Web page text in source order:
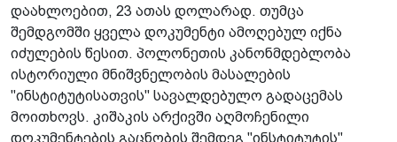
დაახლოებით, 23 ათას დოლარად. თუმცა
შემდგომში ყველა დოკუმენტი ამოღებულ იქნა
იძულების წესით. პოლონეთის კანონმდებლობა
ისტორიული მნიშვნელობის მასალების
"ინსტიტუტისათვის" სავალდებულო გადაცემას
მოითხოვს. კიშაკის არქივში აღმოჩენილი
დოკუმენტების გაცნობის შემდეგ "ინსტიტუტის"